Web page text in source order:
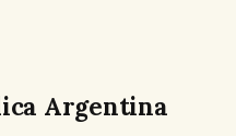
Argentina